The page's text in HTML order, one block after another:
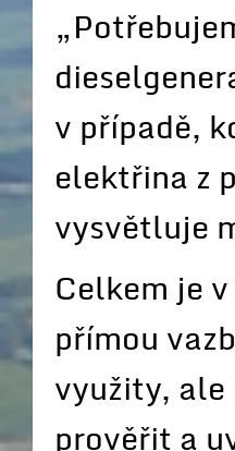
v případě,
elektřina z
vysvětluje
Celkem je
přímou
využity,
prověřit a